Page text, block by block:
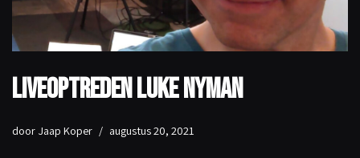
Liveoptreden Luke Nyman
door Jaap Koper augustus 20, 2021